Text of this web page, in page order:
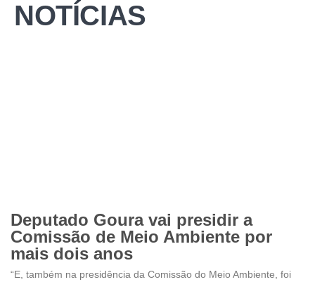
NOTÍCIAS
Deputado Goura vai presidir a
Comissão de Meio Ambiente por
mais dois anos
“E, também na presidência da Comissão do Meio Ambiente, foi